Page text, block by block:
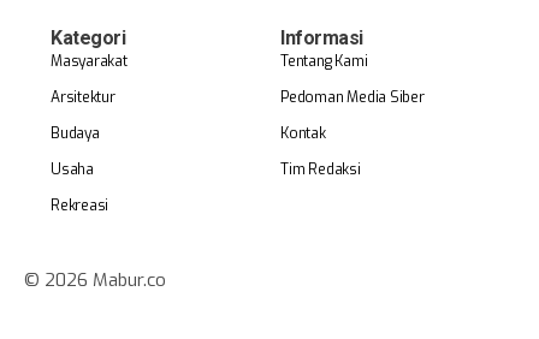
Kategori
Masyarakat
Arsitektur
Budaya
Usaha
Rekreasi
Informasi
Tentang Kami
Pedoman Media Siber
Kontak
Tim Redaksi
© 2026 Mabur.co